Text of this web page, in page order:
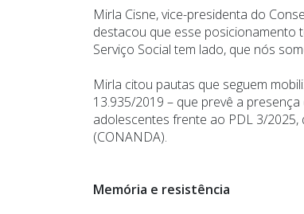
Mirla Cisne, vice-presidenta do
destacou que esse posicionamento
Serviço Social tem lado, que nós
Mirla citou pautas que seguem
13.935/2019 – que prevê a
adolescentes frente ao PDL 3/
(CONANDA).
Memória e resistência